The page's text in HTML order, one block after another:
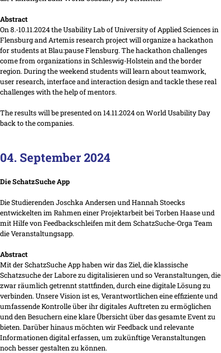
Abstract
On 8.-10.11.2024 the Usability Lab of University of Applied Sciences in
Flensburg and Artemis research project will organize a hackathon
for students at Blau:pause Flensburg. The hackathon challenges
come from organizations in Schleswig-Holstein and the border
region. During the weekend students will learn about teamwork,
user research, interface and interaction design and tackle these real
challenges with the help of mentors.
The results will be presented on 14.11.2024 on World Usability Day
back to the companies.
04. September 2024
Die SchatzSuche App
Die Studierenden Joschka Andersen und Hannah Stoecks
entwickelten im Rahmen einer Projektarbeit bei Torben Haase und
mit Hilfe von Feedbackschleifen mit dem SchatzSuche-Orga Team
die Veranstaltungsapp.
Abstract
Mit der SchatzSuche App haben wir das Ziel, die klassische
Schatzsuche der Labore zu digitalisieren und so Veranstaltungen, die
zwar räumlich getrennt stattfinden, durch eine digitale Lösung zu
verbinden. Unsere Vision ist es, Verantwortlichen eine effiziente und
umfassende Kontrolle über ihr digitales Auftreten zu ermöglichen
und den Besuchern eine klare Übersicht über das gesamte Event zu
bieten. Darüber hinaus möchten wir Feedback und relevante
Informationen digital erfassen, um zukünftige Veranstaltungen
noch besser gestalten zu können.